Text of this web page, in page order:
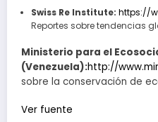
Swiss Re Institute: https://
Reportes sobre tendencias
Ministerio para el
(Venezuela):http://
sobre la conservación de
Navegación
Ver fuente